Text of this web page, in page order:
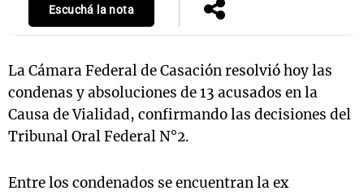
Escuchá la nota
La Cámara Federal de Casación resolvió hoy las
condenas y absoluciones de 13 acusados en la
Causa de Vialidad, confirmando las decisiones del
Tribunal Oral Federal N°2.
Entre los condenados se encuentran la ex